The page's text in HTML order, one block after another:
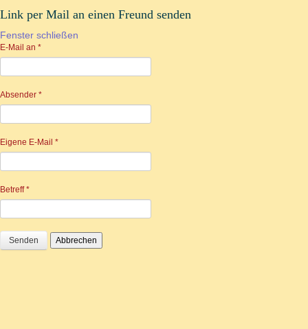
Link per Mail an einen Freund senden
Fenster schließen
E-Mail an *
Absender *
Eigene E-Mail *
Betreff*
Senden Abbrechen